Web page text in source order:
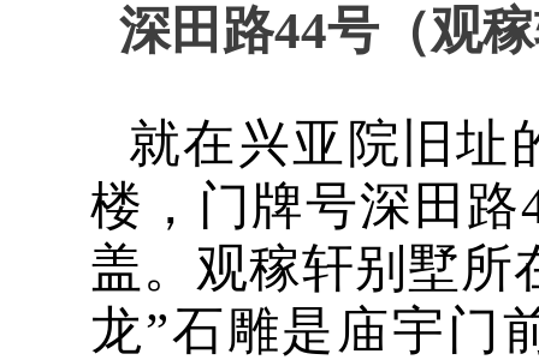
深田路44号（观
就在兴亚院旧址
楼，门牌号深田
盖。观稼轩别墅所
龙”石雕是庙宇门